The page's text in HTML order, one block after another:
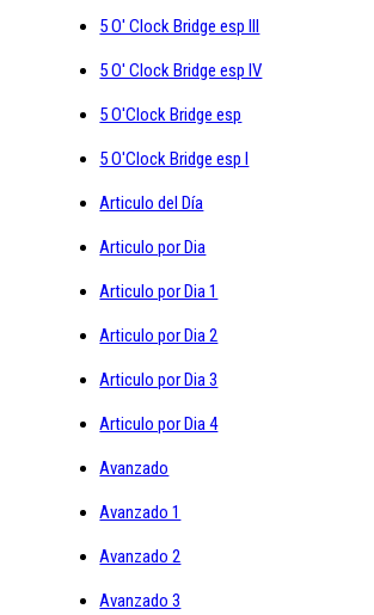
5 O' Clock Bridge esp III
5 O' Clock Bridge esp IV
5 O'Clock Bridge esp
5 O'Clock Bridge esp I
Articulo del Día
Articulo por Dia
Articulo por Dia 1
Articulo por Dia 2
Articulo por Dia 3
Articulo por Dia 4
Avanzado
Avanzado 1
Avanzado 2
Avanzado 3